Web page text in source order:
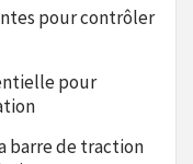
pour contrôler
pour
barre de traction